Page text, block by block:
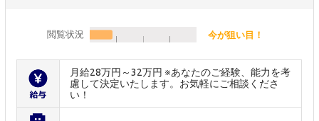
閲覧状況 今が狙い目！
月給28万円～32万円 ※あなたのご経験、能力を考
慮して決定いたします。お気軽にご相談くださ
い！